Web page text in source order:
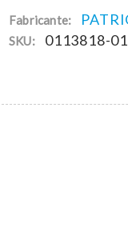
Fabricante:
SKU: 0113818-01